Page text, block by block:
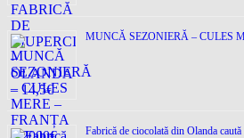
MUNCĂ SEZONIERĂ – CULES
Fabrică de ciocolată din Olanda